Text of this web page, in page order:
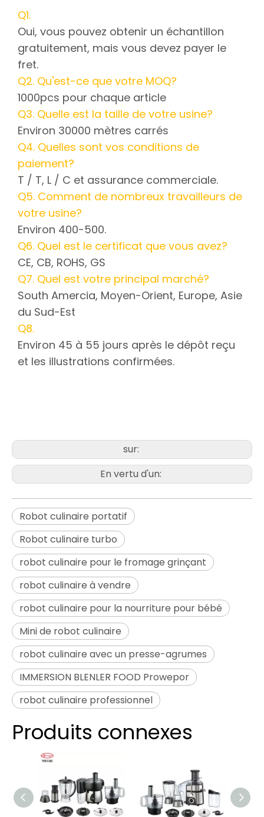
Q1.
Oui, vous pouvez obtenir un échantillon
gratuitement, mais vous devez payer le
fret.
Q2. Qu'est-ce que votre MOQ?
1000pcs pour chaque article
Q3. Quelle est la taille de votre usine?
Environ 30000 mètres carrés
Q4. Quelles sont vos conditions de
paiement?
T / T, L / C et assurance commerciale.
Q5. Comment de nombreux travailleurs de
votre usine?
Environ 400-500.
Q6. Quel est le certificat que vous avez?
CE, CB, ROHS, GS
Q7. Quel est votre principal marché?
South Amercia, Moyen-Orient, Europe, Asie
du Sud-Est
Q8.
Environ 45 à 55 jours après le dépôt reçu
et les illustrations confirmées.
sur:
En vertu d'un:
Robot culinaire portatif
Robot culinaire turbo
robot culinaire pour le fromage grinçant
robot culinaire à vendre
robot culinaire pour la nourriture pour bébé
Mini de robot culinaire
robot culinaire avec un presse-agrumes
IMMERSION BLENLER FOOD Prowepor
robot culinaire professionnel
Produits connexes